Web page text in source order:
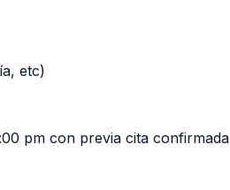
etc)
pm con previa cita confirmada